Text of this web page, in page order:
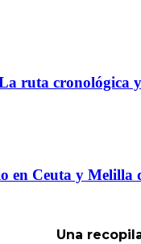
ruta cronológica
en Ceuta y Melilla
Una